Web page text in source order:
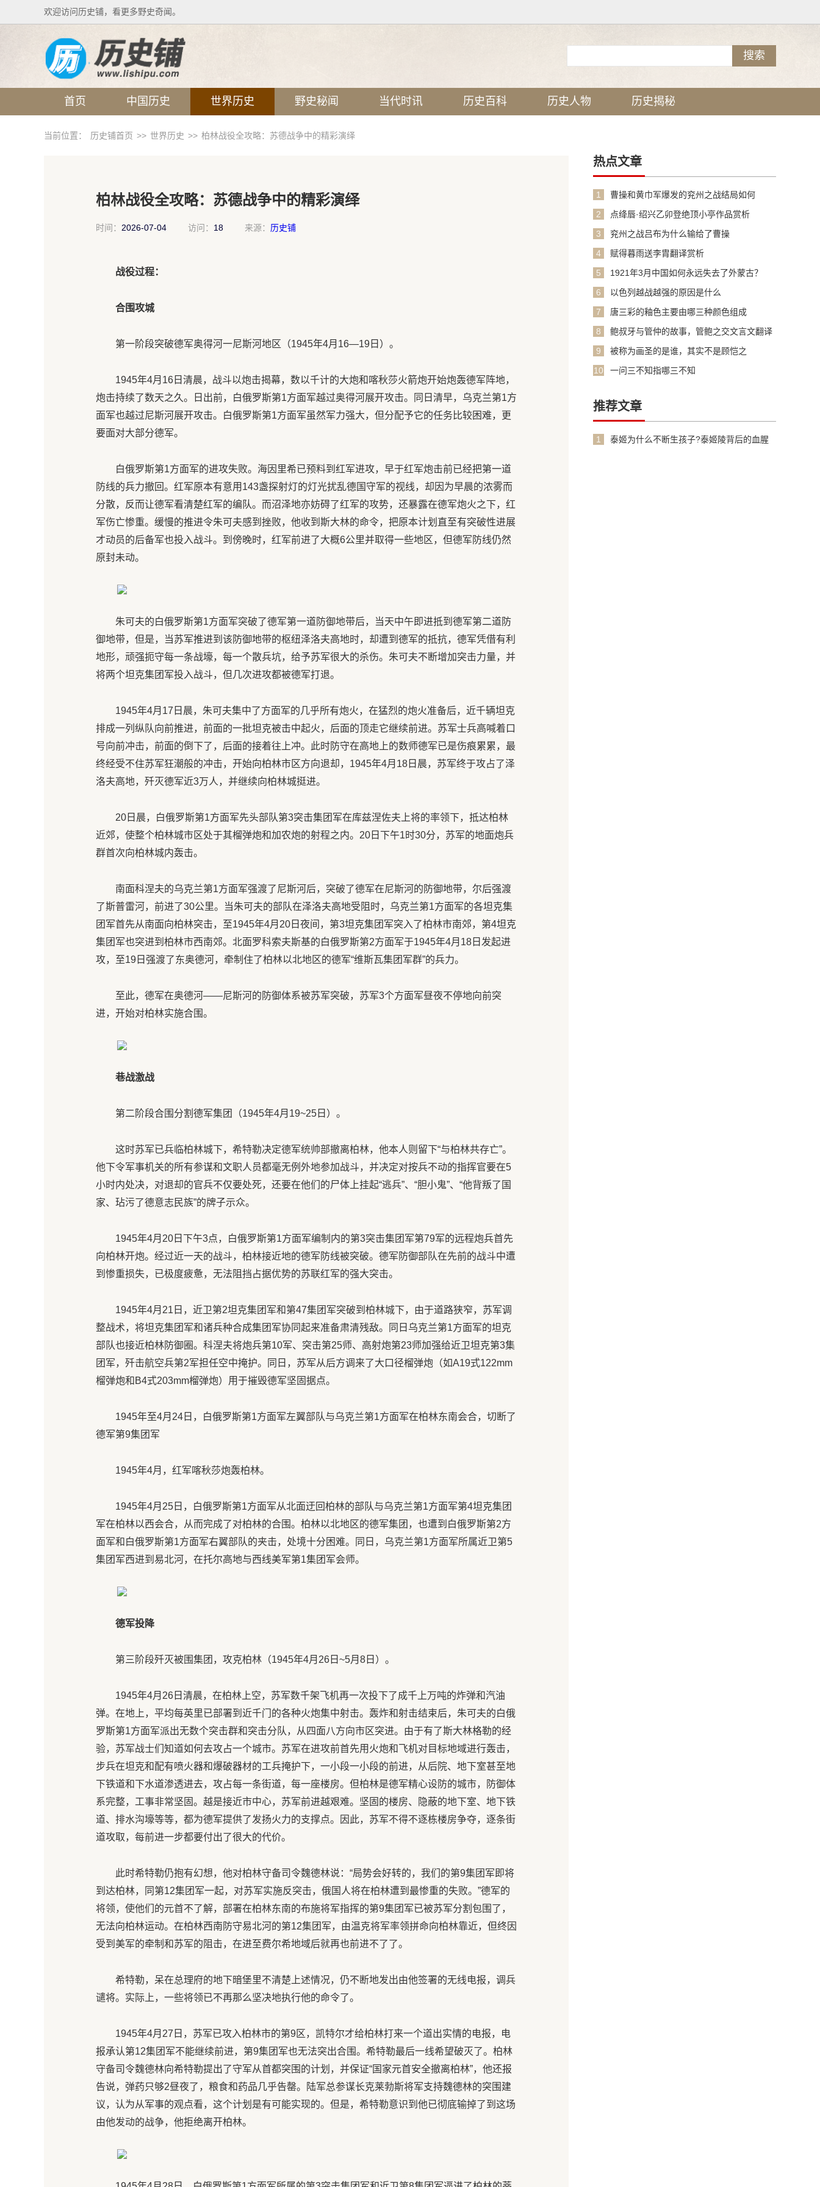
欢迎访问历史铺，看更多野史奇闻。
首页 中国历史 世界历史 野史秘闻 当代时讯 历史百科 历史人物 历史揭秘
当前位置： 历史铺首页 >> 世界历史 >> 柏林战役全攻略：苏德战争中的精彩演绎
柏林战役全攻略：苏德战争中的精彩演绎
时间： 2026-07-04 访问： 18 来源： 历史铺
战役过程：
合围攻城
第一阶段突破德军奥得河一尼斯河地区（1945年4月16—19日）。
1945年4月16日清晨，战斗以炮击揭幕，数以千计的大炮和喀秋莎火箭炮开始炮轰德军阵地，
炮击持续了数天之久。日出前，白俄罗斯第1方面军越过奥得河展开攻击。同日清早，乌克兰第1方
面军也越过尼斯河展开攻击。白俄罗斯第1方面军虽然军力强大，但分配予它的任务比较困难，更
要面对大部分德军。
白俄罗斯第1方面军的进攻失败。海因里希已预料到红军进攻，早于红军炮击前已经把第一道
防线的兵力撤回。红军原本有意用143盏探射灯的灯光扰乱德国守军的视线，却因为早晨的浓雾而
分散，反而让德军看清楚红军的编队。而沼泽地亦妨碍了红军的攻势，还暴露在德军炮火之下，红
军伤亡惨重。缓慢的推进令朱可夫感到挫败，他收到斯大林的命令，把原本计划直至有突破性进展
才动员的后备军也投入战斗。到傍晚时，红军前进了大概6公里并取得一些地区，但德军防线仍然
原封未动。
朱可夫的白俄罗斯第1方面军突破了德军第一道防御地带后，当天中午即进抵到德军第二道防
御地带，但是，当苏军推进到该防御地带的枢纽泽洛夫高地时，却遭到德军的抵抗，德军凭借有利
地形，顽强扼守每一条战壕，每一个散兵坑，给予苏军很大的杀伤。朱可夫不断增加突击力量，并
将两个坦克集团军投入战斗，但几次进攻都被德军打退。
1945年4月17日晨，朱可夫集中了方面军的几乎所有炮火，在猛烈的炮火准备后，近千辆坦克
排成一列纵队向前推进，前面的一批坦克被击中起火，后面的顶走它继续前进。苏军士兵高喊着口
号向前冲击，前面的倒下了，后面的接着往上冲。此时防守在高地上的数师德军已是伤痕累累，最
终经受不住苏军狂潮般的冲击，开始向柏林市区方向退却，1945年4月18日晨，苏军终于攻占了泽
洛夫高地，歼灭德军近3万人，并继续向柏林城挺进。
20日晨，白俄罗斯第1方面军先头部队第3突击集团军在库兹涅佐夫上将的率领下，抵达柏林
近郊，使整个柏林城市区处于其榴弹炮和加农炮的射程之内。20日下午1时30分，苏军的地面炮兵
群首次向柏林城内轰击。
南面科涅夫的乌克兰第1方面军强渡了尼斯河后，突破了德军在尼斯河的防御地带，尔后强渡
了斯普雷河，前进了30公里。当朱可夫的部队在泽洛夫高地受阻时，乌克兰第1方面军的各坦克集
团军首先从南面向柏林突击，至1945年4月20日夜间，第3坦克集团军突入了柏林市南郊，第4坦克
集团军也突进到柏林市西南郊。北面罗科索夫斯基的白俄罗斯第2方面军于1945年4月18日发起进
攻，至19日强渡了东奥德河，牵制住了柏林以北地区的德军“维斯瓦集团军群”的兵力。
至此，德军在奥德河——尼斯河的防御体系被苏军突破，苏军3个方面军昼夜不停地向前突
进，开始对柏林实施合围。
巷战激战
第二阶段合围分割德军集团（1945年4月19~25日）。
这时苏军已兵临柏林城下，希特勒决定德军统帅部撤离柏林，他本人则留下“与柏林共存亡”。
他下令军事机关的所有参谋和文职人员都毫无例外地参加战斗，并决定对按兵不动的指挥官要在5
小时内处决，对退却的官兵不仅要处死，还要在他们的尸体上挂起“逃兵”、“胆小鬼”、“他背叛了国
家、玷污了德意志民族”的牌子示众。
1945年4月20日下午3点，白俄罗斯第1方面军编制内的第3突击集团军第79军的远程炮兵首先
向柏林开炮。经过近一天的战斗，柏林接近地的德军防线被突破。德军防御部队在先前的战斗中遭
到惨重损失，已极度疲惫，无法阻挡占据优势的苏联红军的强大突击。
1945年4月21日，近卫第2坦克集团军和第47集团军突破到柏林城下，由于道路狭窄，苏军调
整战术，将坦克集团军和诸兵种合成集团军协同起来准备肃清残敌。同日乌克兰第1方面军的坦克
部队也接近柏林防御圈。科涅夫将炮兵第10军、突击第25师、高射炮第23师加强给近卫坦克第3集
团军，歼击航空兵第2军担任空中掩护。同日，苏军从后方调来了大口径榴弹炮（如A19式122mm
榴弹炮和B4式203mm榴弹炮）用于摧毁德军坚固据点。
1945年至4月24日，白俄罗斯第1方面军左翼部队与乌克兰第1方面军在柏林东南会合，切断了
德军第9集团军
1945年4月，红军喀秋莎炮轰柏林。
1945年4月25日，白俄罗斯第1方面军从北面迂回柏林的部队与乌克兰第1方面军第4坦克集团
军在柏林以西会合，从而完成了对柏林的合围。柏林以北地区的德军集团，也遭到白俄罗斯第2方
面军和白俄罗斯第1方面军右翼部队的夹击，处境十分困难。同日，乌克兰第1方面军所属近卫第5
集团军西进到易北河，在托尔高地与西线美军第1集团军会师。
德军投降
第三阶段歼灭被围集团，攻克柏林（1945年4月26日~5月8日）。
1945年4月26日清晨，在柏林上空，苏军数千架飞机再一次投下了成千上万吨的炸弹和汽油
弹。在地上，平均每英里已部署到近千门的各种火炮集中射击。轰炸和射击结束后，朱可夫的白俄
罗斯第1方面军派出无数个突击群和突击分队，从四面八方向市区突进。由于有了斯大林格勒的经
验，苏军战士们知道如何去攻占一个城市。苏军在进攻前首先用火炮和飞机对目标地域进行轰击，
步兵在坦克和配有喷火器和爆破器材的工兵掩护下，一小段一小段的前进，从后院、地下室甚至地
下铁道和下水道渗透进去，攻占每一条街道，每一座楼房。但柏林是德军精心设防的城市，防御体
系完整，工事非常坚固。越是接近市中心，苏军前进越艰难。坚固的楼房、隐蔽的地下室、地下铁
道、排水沟壕等等，都为德军提供了发扬火力的支撑点。因此，苏军不得不逐栋楼房争夺，逐条街
道攻取，每前进一步都要付出了很大的代价。
此时希特勒仍抱有幻想，他对柏林守备司令魏德林说：“局势会好转的，我们的第9集团军即将
到达柏林，同第12集团军一起，对苏军实施反突击，俄国人将在柏林遭到最惨重的失败。”德军的
将领，使他们的元首不了解，部署在柏林东南的布施将军指挥的第9集团军已被苏军分割包围了，
无法向柏林运动。在柏林西南防守易北河的第12集团军，由温克将军率领拼命向柏林靠近，但终因
受到美军的牵制和苏军的阻击，在进至费尔希地域后就再也前进不了了。
希特勒，呆在总理府的地下暗堡里不清楚上述情况，仍不断地发出由他签署的无线电报，调兵
谴将。实际上，一些将领已不再那么坚决地执行他的命令了。
1945年4月27日，苏军已攻入柏林市的第9区，凯特尔才给柏林打来一个道出实情的电报，电
报承认第12集团军不能继续前进，第9集团军也无法突出合围。希特勒最后一线希望破灭了。柏林
守备司令魏德林向希特勒提出了守军从首都突围的计划，并保证“国家元首安全撤离柏林”，他还报
告说，弹药只够2昼夜了，粮食和药品几乎告罄。陆军总参谋长克莱勃斯将军支持魏德林的突围建
议，认为从军事的观点看，这个计划是有可能实现的。但是，希特勒意识到他已彻底输掉了到这场
由他发动的战争，他拒绝离开柏林。
热点文章
1
曹操和黄巾军爆发的兖州之战结局如何
2
点绛唇·绍兴乙卯登绝顶小亭作品赏析
3
兖州之战吕布为什么输给了曹操
4
赋得暮雨送李胄翻译赏析
5
1921年3月中国如何永远失去了外蒙古？
6
以色列越战越强的原因是什么
7
唐三彩的釉色主要由哪三种颜色组成
8
鲍叔牙与管仲的故事，管鲍之交文言文翻译
9
被称为画圣的是谁，其实不是顾恺之
10
一问三不知指哪三不知
推荐文章
1
泰姬为什么不断生孩子?泰姬陵背后的血腥